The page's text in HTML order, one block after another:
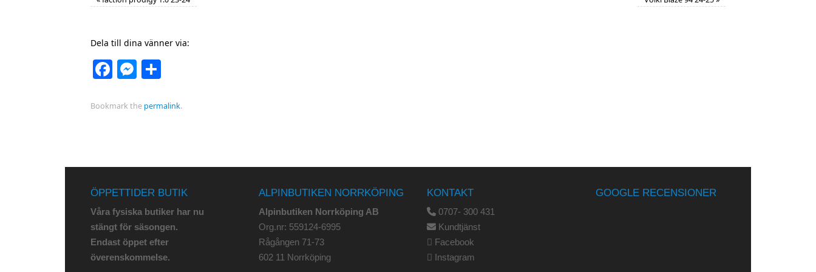
Dela till dina vänner via:
Facebook
Messenger
Bookmark the permalink.
ÖPPETTIDER BUTIK
Våra fysiska butiker har nu
stängt för säsongen.
Endast öppet efter
överenskommelse.
ALPINBUTIKEN NORRKÖPING
Alpinbutiken Norrköping AB
Org.nr: 559124-6995
Rågången 71-73
602 11 Norrköping
KONTAKT
0707- 300 431
Kundtjänst
Facebook
Instagram
GOOGLE RECENSIONER